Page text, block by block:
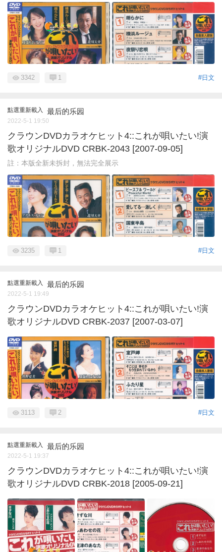
#日文
3342 1
點選重新載入 最后的乐园
2022-5-1 19:50
クラウンDVDカラオケヒット4::これが唄いたい!演
歌オリジナルDVD CRBK-2043 [2007-09-05]
註：本版全新未拆封，無法完全展示
#日文
3235 1
點選重新載入 最后的乐园
2022-5-1 19:49
クラウンDVDカラオケヒット4::これが唄いたい!演
歌オリジナルDVD CRBK-2037 [2007-03-07]
#日文
3113 2
點選重新載入 最后的乐园
2022-5-1 19:37
クラウンDVDカラオケヒット4::これが唄いたい!演
歌オリジナルDVD CRBK-2018 [2005-09-21]